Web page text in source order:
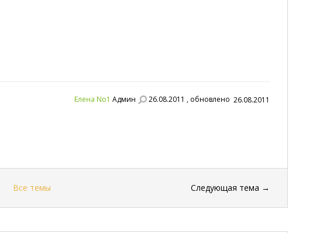
Елена No1 Админ 26.08.2011 , обновлено 26.08.2011
Все темы Следующая тема →